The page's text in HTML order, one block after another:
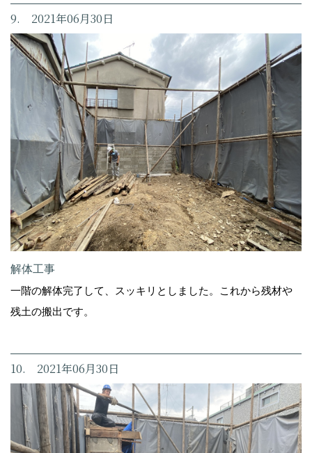
9. 2021年06月30日
解体工事
一階の解体完了して、スッキリとしました。これから残材や
残土の搬出です。
10. 2021年06月30日